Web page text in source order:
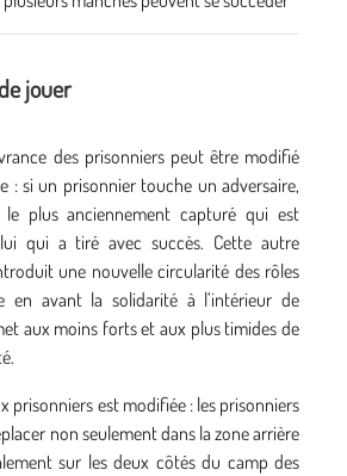
jouer
des prisonniers peut être modifié
: si un prisonnier touche un adversaire,
le plus anciennement capturé qui est
qui a tiré avec succès. Cette autre
une nouvelle circularité des rôles
en avant la solidarité à l’intérieur de
aux moins forts et aux plus timides de
prisonniers est modifiée : les prisonniers
non seulement dans la zone arrière
sur les deux côtés du camp des